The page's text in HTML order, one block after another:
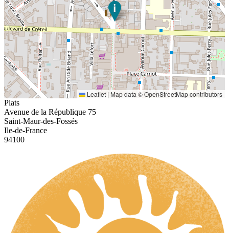
Leaflet | Map data ©OpenStreetMapcontributors
Plats
Avenue de la République 75
Saint-Maur-des-Fossés
Ile-de-France
94100